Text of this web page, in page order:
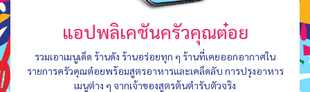
แอปพลิเคชันครัวคุณต๋อย
รวมเอาเมนูเด็ด ร้านดัง ร้านอร่อยทุก ๆ ร้านที่เคยออกอากาศใน
รายการครัวคุณต๋อยพร้อมสูตรอาหารและเคล็ดลับ การปรุงอาหาร
เมนูต่าง ๆ จากเจ้าของสูตรต้นตำรับตัวจริง